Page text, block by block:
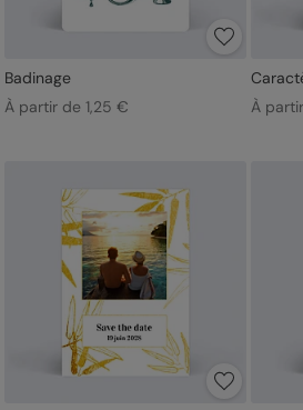
Badinage
À partir de 1,25 €
À